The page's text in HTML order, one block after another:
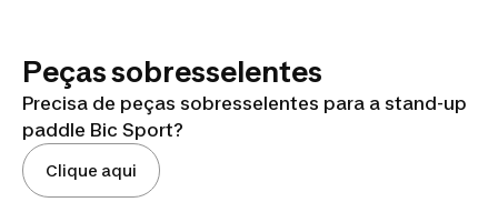
Peças sobresselentes
Precisa de peças sobresselentes para a stand-up
paddle Bic Sport?
Clique aqui